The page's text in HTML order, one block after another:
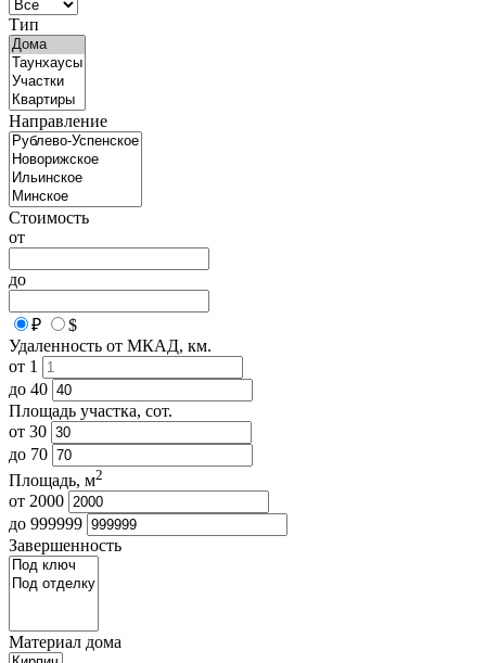
Тип
Направление
Стоимость
от
до
₽
$
Удаленность от МКАД, км.
от 1
до 40
Площадь участка, сот.
от 30
до 70
Площадь, м2
от 2000
до 999999
Завершенность
Материал дома